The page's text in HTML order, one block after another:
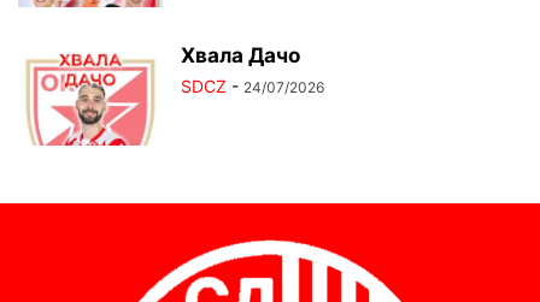
Хвала Дачо
SDCZ - 24/07/2026